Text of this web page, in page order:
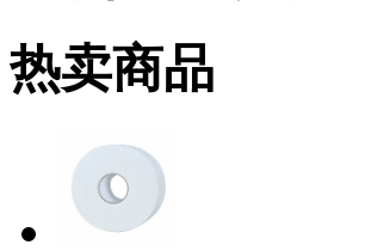
热卖商品